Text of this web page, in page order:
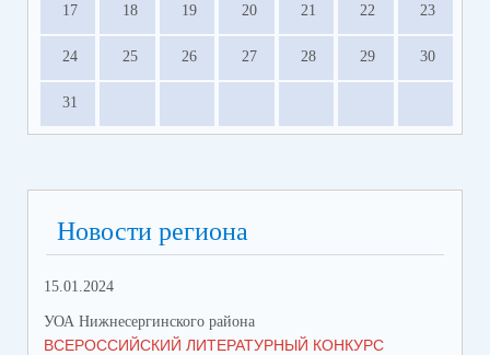
17 18 19 20 21 22 23
24 25 26 27 28 29 30
31
Новости региона
15.01.2024
УОА Нижнесергинского района
ВСЕРОССИЙСКИЙ ЛИТЕРАТУРНЫЙ КОНКУРС